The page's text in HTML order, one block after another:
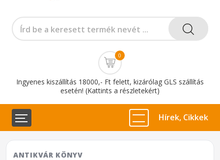
0
Ingyenes kiszállítás 18000,- Ft felett, kizárólag GLS szállítás
esetén! (Kattints a részletekért)
Hírek, Cikkek
ANTIKVÁR KÖNYV